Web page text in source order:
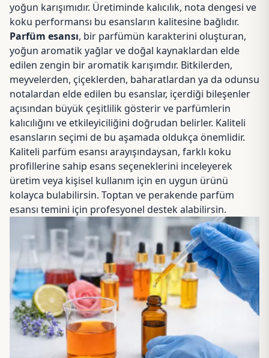
yoğun karışımıdır. Üretiminde kalıcılık, nota dengesi ve
koku performansı bu esansların kalitesine bağlıdır.
Parfüm esansı, bir parfümün karakterini oluşturan,
yoğun aromatik yağlar ve doğal kaynaklardan elde
edilen zengin bir aromatik karışımdır. Bitkilerden,
meyvelerden, çiçeklerden, baharatlardan ya da odunsu
notalardan elde edilen bu esanslar, içerdiği bileşenler
açısından büyük çeşitlilik gösterir ve parfümlerin
kalıcılığını ve etkileyiciliğini doğrudan belirler. Kaliteli
esansların seçimi de bu aşamada oldukça önemlidir.
Kaliteli parfüm esansı arayışındaysan, farklı koku
profillerine sahip esans seçeneklerini inceleyerek
üretim veya kişisel kullanım için en uygun ürünü
kolayca bulabilirsin. Toptan ve perakende parfüm
esansı temini için profesyonel destek alabilirsin.